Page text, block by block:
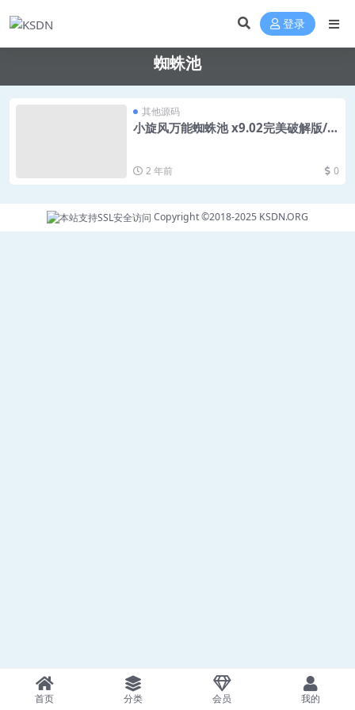
登录
蜘蛛池
其他源码
小旋风万能蜘蛛池 x9.02完美破解版/站
2 年前 0
Copyright ©2018-2025 KSDN.ORG
首页 分类 会员 我的